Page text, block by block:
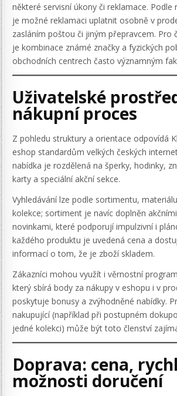
některé servisní úkony či reklamace. Podle
je možné reklamaci uplatnit osobně v
zasláním poštou či jiným přepravcem. Pro
je kombinace známé značky a fyzických
obchodních centrech často významným
Uživatelské
nákupní proces
Z pohledu struktury a orientace odpovídá
eshop standardům velkých českých
nabídka je rozdělená na šperky, hodinky,
karty a speciální akční sekce.
Vyhledávání lze podle sortimentu,
kolekce; sortiment je navíc doplněn
novinkami, které podporují impulzivní i
každého produktu je uvedená cena a
informací o tom, že je zboží skladem.
Zákazníci mohou využít i věrnostní
který sbírá body za nákupy v eshopu i v
poskytuje bonusy a zvýhodněné nabídky.
nakupující (například při postupném
jedné kolekci) může být toto členství
Doprava: cena,
možnosti doručení